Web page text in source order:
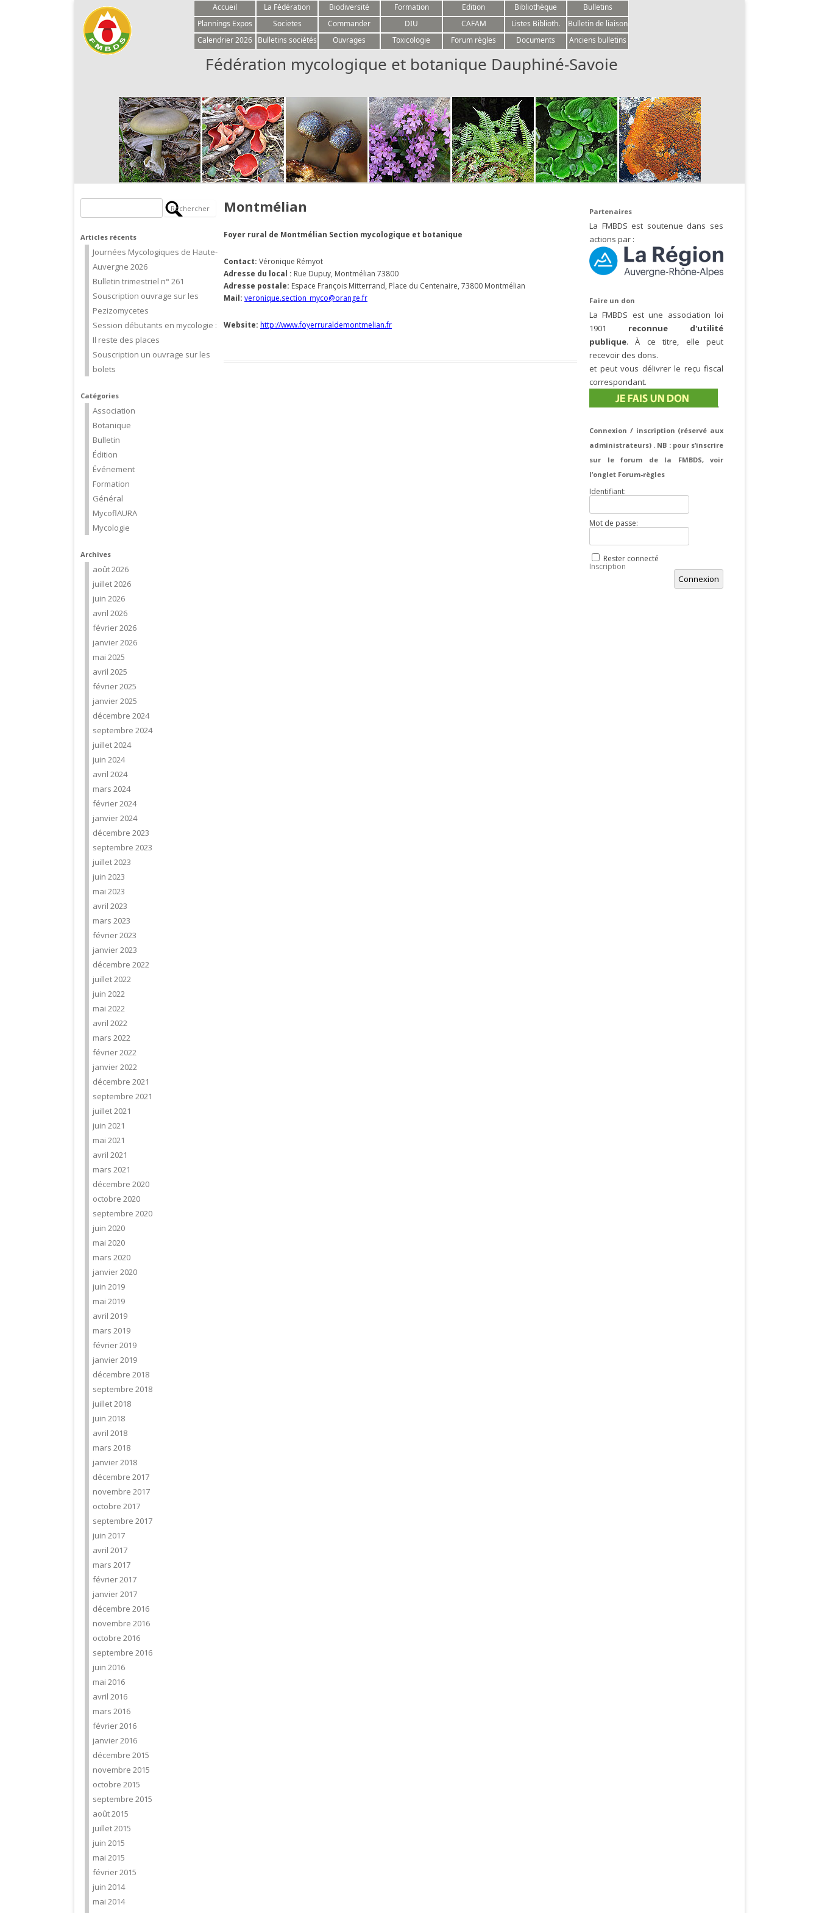
Aller au contenu
Accueil La Fédération Biodiversité Formation Edition Bibliothèque
Bulletins
Plannings Expos
Societes Commander DIU CAFAM Listes Biblioth.
Bulletin de liaison
Calendrier 2026 Bulletins sociétés Ouvrages Toxicologie Forum règles Documents Anciens bulletins
Fédération mycologique et botanique Dauphiné-Savoie
Articles récents
Journées Mycologiques de Haute-
Auvergne 2026
Bulletin trimestriel n° 261
Souscription ouvrage sur les
Pezizomycetes
Session débutants en mycologie :
Il reste des places
Souscription un ouvrage sur les
bolets
Catégories
Association
Botanique
Bulletin
Édition
Événement
Formation
Général
MycoflAURA
Mycologie
Archives
août 2026
juillet 2026
juin 2026
avril 2026
février 2026
janvier 2026
mai 2025
avril 2025
février 2025
janvier 2025
décembre 2024
septembre 2024
juillet 2024
juin 2024
avril 2024
mars 2024
février 2024
janvier 2024
décembre 2023
septembre 2023
juillet 2023
juin 2023
mai 2023
avril 2023
mars 2023
février 2023
janvier 2023
décembre 2022
juillet 2022
juin 2022
mai 2022
avril 2022
mars 2022
février 2022
janvier 2022
décembre 2021
septembre 2021
juillet 2021
juin 2021
mai 2021
avril 2021
mars 2021
décembre 2020
octobre 2020
septembre 2020
juin 2020
mai 2020
mars 2020
janvier 2020
juin 2019
mai 2019
avril 2019
mars 2019
février 2019
janvier 2019
décembre 2018
septembre 2018
juillet 2018
juin 2018
avril 2018
mars 2018
janvier 2018
décembre 2017
novembre 2017
octobre 2017
septembre 2017
juin 2017
avril 2017
mars 2017
février 2017
janvier 2017
décembre 2016
novembre 2016
octobre 2016
septembre 2016
juin 2016
mai 2016
avril 2016
mars 2016
février 2016
janvier 2016
décembre 2015
novembre 2015
octobre 2015
septembre 2015
août 2015
juillet 2015
juin 2015
mai 2015
février 2015
juin 2014
mai 2014
Montmélian
Foyer rural de Montmélian Section mycologique et botanique
Contact: Véronique Rémyot
Adresse du local : Rue Dupuy, Montmélian 73800
Adresse postale: Espace François Mitterrand, Place du Centenaire, 73800 Montmélian
Mail: veronique.section_myco@orange.fr
Website: http://www.foyerruraldemontmelian.fr
Partenaires
La FMBDS est soutenue dans ses
actions par :
Faire un don
La FMBDS est une association loi
1901 reconnue d'utilité
publique. À ce titre, elle peut
recevoir des dons.
et peut vous délivrer le reçu fiscal
correspondant.
.
Connexion / inscription (réservé aux
administrateurs) . NB : pour s’inscrire
sur le forum de la FMBDS, voir
l’onglet Forum-règles
Identifiant:
Mot de passe:
Rester connecté
Connexion
Inscription